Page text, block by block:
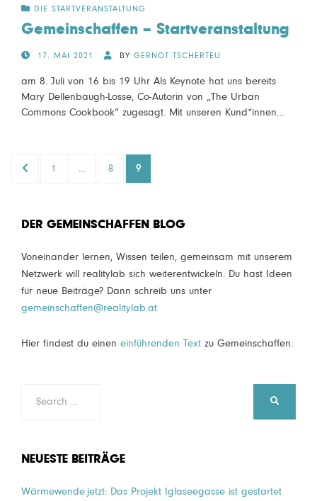
DIE STARTVERANSTALTUNG
Gemeinschaffen – Startveranstaltung
POSTED17. MAI 2021 BY GERNOT TSCHERTEU
am 8. Juli von 16 bis 19 Uhr Als Keynote hat uns bereits
Mary Dellenbaugh-Losse, Co-Autorin von „The Urban
Commons Cookbook“ zugesagt. Mit unseren Kund*innen…
Seitennummerierung
PREVIOUS
PAGE
1 … PAGE
8 PAGE
9
DER GEMEINSCHAFFEN BLOG
Voneinander lernen, Wissen teilen, gemeinsam mit unserem
Netzwerk will realitylab sich weiterentwickeln. Du hast Ideen
für neue Beiträge? Dann schreib uns unter
gemeinschaffen@realitylab.at
Hier findest du einen einführenden Text zu Gemeinschaffen.
NEUESTE BEITRÄGE
Wärmewende.jetzt: Das Projekt Iglaseegasse ist gestartet